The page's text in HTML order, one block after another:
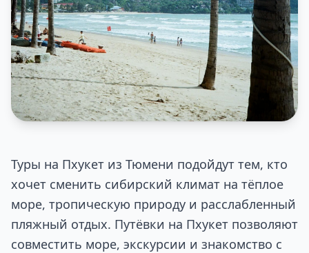
Туры на Пхукет из Тюмени подойдут тем, кто
хочет сменить сибирский климат на тёплое
море, тропическую природу и расслабленный
пляжный отдых. Путёвки на Пхукет позволяют
совместить море, экскурсии и знакомство с